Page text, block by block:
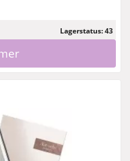
Lagerstatus: 43